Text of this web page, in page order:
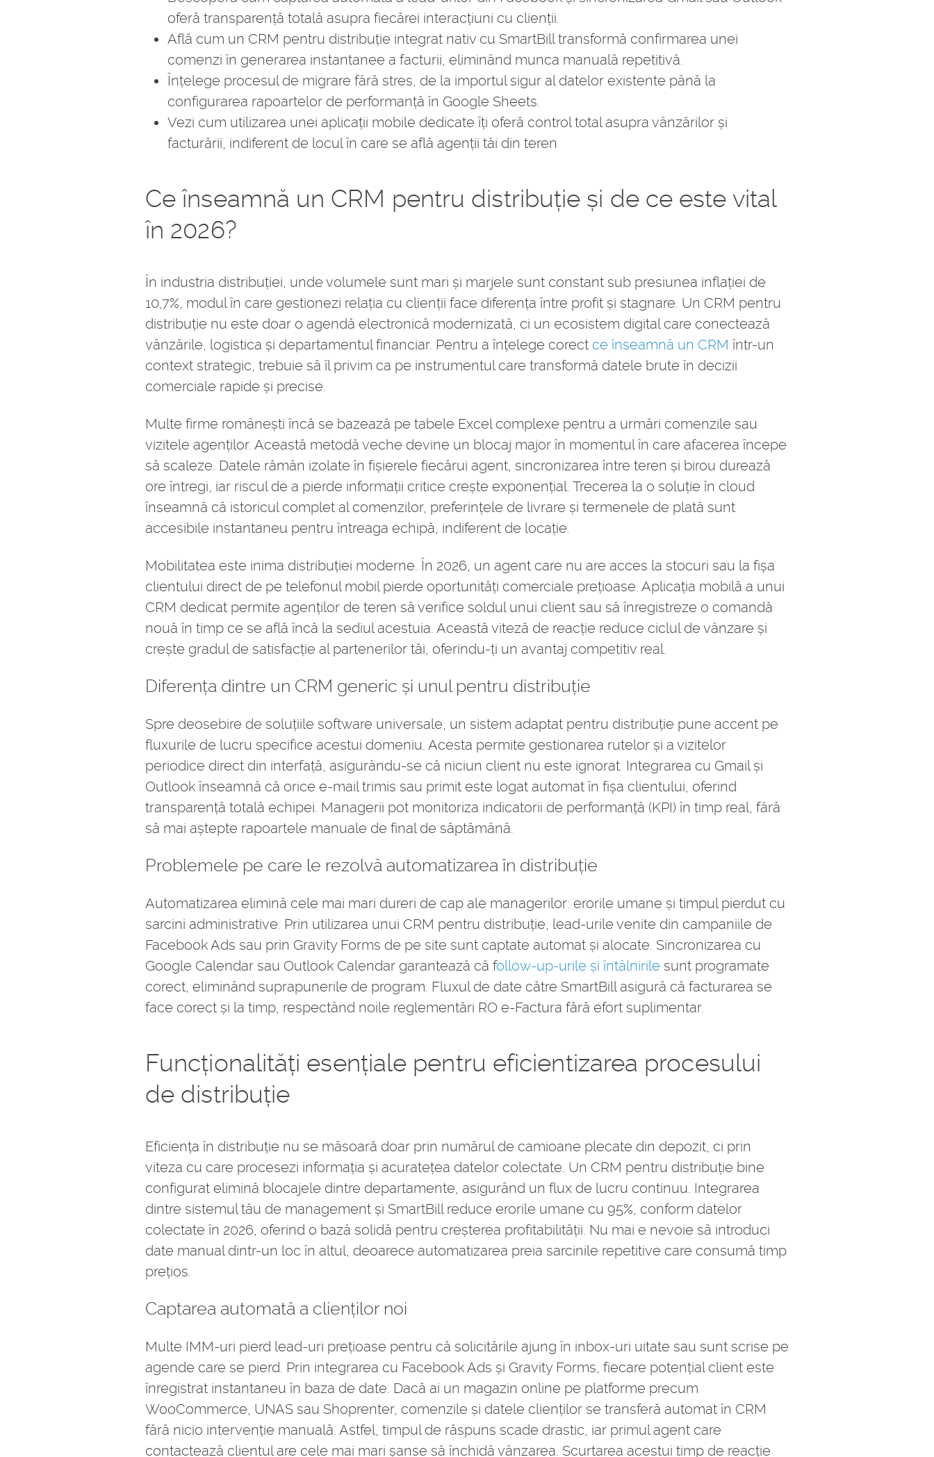
oferă transparență totală asupra fiecărei interacțiuni cu clienții.
Află cum un CRM pentru distribuție integrat nativ cu SmartBill transformă confirmarea unei
comenzi în generarea instantanee a facturii, eliminând munca manuală repetitivă.
Înțelege procesul de migrare fără stres, de la importul sigur al datelor existente până la
configurarea rapoartelor de performanță în Google Sheets.
Vezi cum utilizarea unei aplicații mobile dedicate îți oferă control total asupra vânzărilor și
facturării, indiferent de locul în care se află agenții tăi din teren
Ce înseamnă un CRM pentru distribuție și de ce este vital
în 2026?
În industria distribuției, unde volumele sunt mari și marjele sunt constant sub presiunea inflației de
10,7%, modul în care gestionezi relația cu clienții face diferența între profit și stagnare. Un CRM pentru
distribuție nu este doar o agendă electronică modernizată, ci un ecosistem digital care conectează
vânzările, logistica și departamentul financiar. Pentru a înțelege corect ce înseamnă un CRM într-un
context strategic, trebuie să îl privim ca pe instrumentul care transformă datele brute în decizii
comerciale rapide și precise.
Multe firme românești încă se bazează pe tabele Excel complexe pentru a urmări comenzile sau
vizitele agenților. Această metodă veche devine un blocaj major în momentul în care afacerea începe
să scaleze. Datele rămân izolate în fișierele fiecărui agent, sincronizarea între teren și birou durează
ore întregi, iar riscul de a pierde informații critice crește exponențial. Trecerea la o soluție în cloud
înseamnă că istoricul complet al comenzilor, preferințele de livrare și termenele de plată sunt
accesibile instantaneu pentru întreaga echipă, indiferent de locație.
Mobilitatea este inima distribuției moderne. În 2026, un agent care nu are acces la stocuri sau la fișa
clientului direct de pe telefonul mobil pierde oportunități comerciale prețioase. Aplicația mobilă a unui
CRM dedicat permite agenților de teren să verifice soldul unui client sau să înregistreze o comandă
nouă în timp ce se află încă la sediul acestuia. Această viteză de reacție reduce ciclul de vânzare și
crește gradul de satisfacție al partenerilor tăi, oferindu-ți un avantaj competitiv real.
Diferența dintre un CRM generic și unul pentru distribuție
Spre deosebire de soluțiile software universale, un sistem adaptat pentru distribuție pune accent pe
fluxurile de lucru specifice acestui domeniu. Acesta permite gestionarea rutelor și a vizitelor
periodice direct din interfață, asigurându-se că niciun client nu este ignorat. Integrarea cu Gmail și
Outlook înseamnă că orice e-mail trimis sau primit este logat automat în fișa clientului, oferind
transparență totală echipei. Managerii pot monitoriza indicatorii de performanță (KPI) în timp real, fără
să mai aștepte rapoartele manuale de final de săptămână.
Problemele pe care le rezolvă automatizarea în distribuție
Automatizarea elimină cele mai mari dureri de cap ale managerilor: erorile umane și timpul pierdut cu
sarcini administrative. Prin utilizarea unui CRM pentru distribuție, lead-urile venite din campaniile de
Facebook Ads sau prin Gravity Forms de pe site sunt captate automat și alocate. Sincronizarea cu
Google Calendar sau Outlook Calendar garantează că follow-up-urile și întâlnirile sunt programate
corect, eliminând suprapunerile de program. Fluxul de date către SmartBill asigură că facturarea se
face corect și la timp, respectând noile reglementări RO e-Factura fără efort suplimentar.
Funcționalități esențiale pentru eficientizarea procesului
de distribuție
Eficiența în distribuție nu se măsoară doar prin numărul de camioane plecate din depozit, ci prin
viteza cu care procesezi informația și acuratețea datelor colectate. Un CRM pentru distribuție bine
configurat elimină blocajele dintre departamente, asigurând un flux de lucru continuu. Integrarea
dintre sistemul tău de management și SmartBill reduce erorile umane cu 95%, conform datelor
colectate în 2026, oferind o bază solidă pentru creșterea profitabilității. Nu mai e nevoie să introduci
date manual dintr-un loc în altul, deoarece automatizarea preia sarcinile repetitive care consumă timp
prețios.
Captarea automată a clienților noi
Multe IMM-uri pierd lead-uri prețioase pentru că solicitările ajung în inbox-uri uitate sau sunt scrise pe
agende care se pierd. Prin integrarea cu Facebook Ads și Gravity Forms, fiecare potențial client este
înregistrat instantaneu în baza de date. Dacă ai un magazin online pe platforme precum
WooCommerce, UNAS sau Shoprenter, comenzile și datele clienților se transferă automat în CRM
fără nicio intervenție manuală. Astfel, timpul de răspuns scade drastic, iar primul agent care
contactează clientul are cele mai mari șanse să închidă vânzarea. Scurtarea acestui timp de reacție